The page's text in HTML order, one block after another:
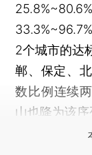
2个城市的达
郸、保定、
数比例连续
山也降为该序